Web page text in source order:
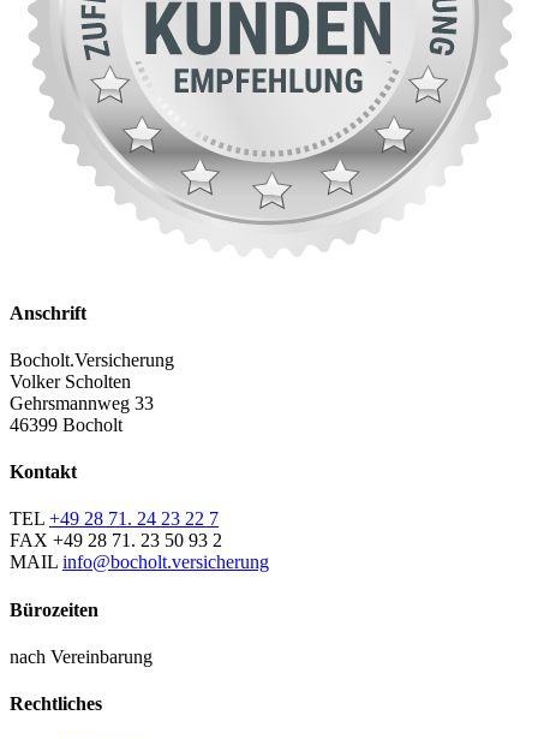
Anschrift
Bocholt.Versicherung
Volker Scholten
Gehrsmannweg 33
46399 Bocholt
Kontakt
TEL +49 28 71. 24 23 22 7
FAX +49 28 71. 23 50 93 2
MAIL info@bocholt.versicherung
Bürozeiten
nach Vereinbarung
Rechtliches